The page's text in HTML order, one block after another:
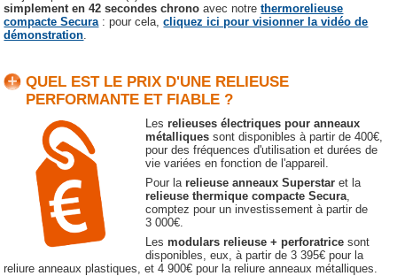
simplement en 42 secondes chrono avec notrethermorelieuse
compacte Secura: pour cela,cliquez ici pour visionner la vidéo de
démonstration.
QUEL EST LE PRIX D'UNE RELIEUSE
PERFORMANTE ET FIABLE ?
Lesrelieuses électriques pour anneaux
métalliques sont disponibles à partir de 400€,
pour des fréquences d'utilisation et durées de
vie variées en fonction de l'appareil.
Pour larelieuse anneaux Superstar et la
relieuse thermique compacte Secura,
comptez pour un investissement à partir de
3 000€.
Lesmodulars relieuse + perforatrice sont
disponibles, eux, à partir de 3 395€ pour la
reliure anneaux plastiques, et 4 900€ pour la reliure anneaux métalliques.